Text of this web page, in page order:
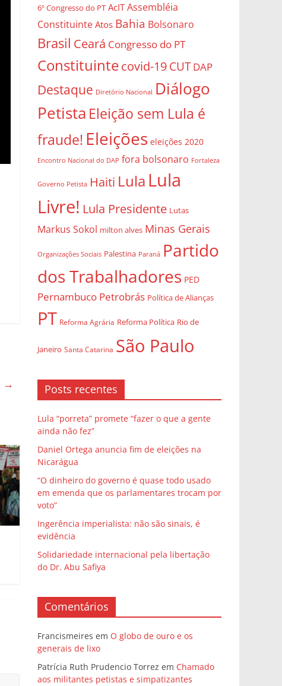
→
6º Congresso do PT AcIT Assembléia
Constituinte Atos Bahia Bolsonaro
Brasil Ceará Congresso do PT
Constituintecovid-19CUT DAP
Destaque Diretório Nacional Diálogo
Petista Eleição sem Lula é
fraude! Eleições eleições 2020
Encontro Nacional do DAP fora bolsonaro Fortaleza
Governo Petista Haiti Lula Lula
Livre! Lula Presidente Lutas
Markus Sokol milton alves Minas Gerais
Organizações Sociais Palestina Paraná Partido
dos Trabalhadores PED
Pernambuco Petrobrás Política de Alianças
PT Reforma Agrária Reforma Política Rio de
Janeiro Santa Catarina São Paulo
Posts recentes
Lula “porreta” promete “fazer o que a gente
ainda não fez”
Daniel Ortega anuncia fim de eleições na
Nicarágua
“O dinheiro do governo é quase todo usado
em emenda que os parlamentares trocam por
voto”
Ingerência imperialista: não são sinais, é
evidência
Solidariedade internacional pela libertação
do Dr. Abu Safiya
Comentários
Francismeires em O globo de ouro e os
generais de lixo
Patrícia Ruth Prudencio Torrez em Chamado
aos militantes petistas e simpatizantes